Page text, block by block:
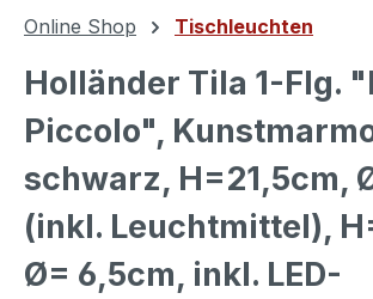
Online Shop Tischleuchten
Holländer Tila 1-Flg.
Piccolo",
schwarz, H=21,5cm,
(inkl. Leuchtmittel),
Ø= 6,5cm, inkl. LED-